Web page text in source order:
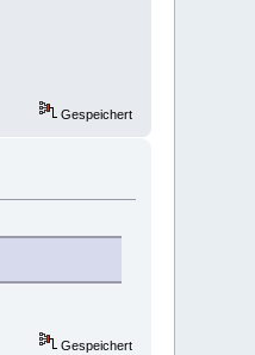
Gespeichert
Gespeichert